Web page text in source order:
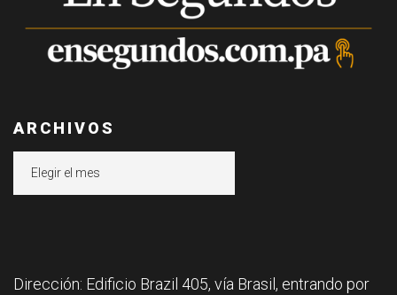
ARCHIVOS
Dirección: Edificio Brazil 405, vía Brasil, entrando por